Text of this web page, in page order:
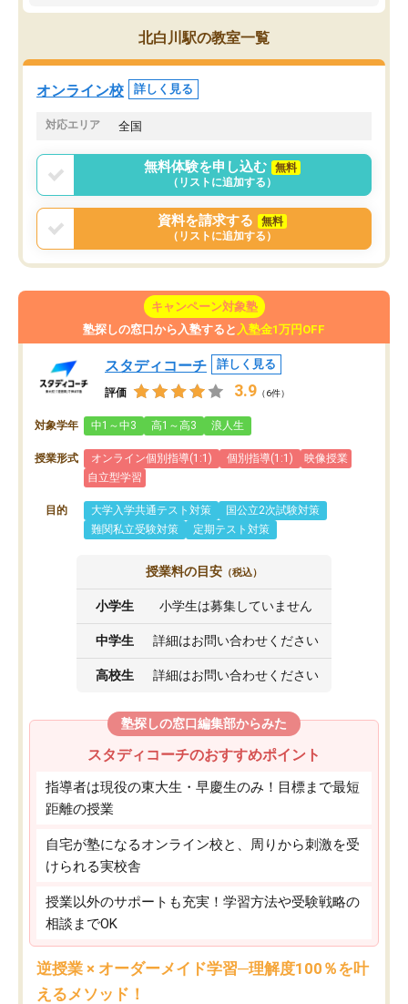
ので、自信をもって受験勉強を進める
ことができました。自分のように勉強
のやり方や進捗管理で苦労している方
には特におすすめしたい塾です。
北白川駅の教室一覧
オンライン校 詳しく見る
対応エリア 全国
無料体験を申し込む
無料
（リストに追加する）
資料を請求する
無料
（リストに追加する）
キャンペーン対象塾
塾探しの窓口から入塾すると 入塾金1万円OFF
スタディコーチ 詳しく見る
評価 3.9 （6件）
対象学年 中1～中3 高1～高3 浪人生
授業形式 オンライン個別指導(1:1) 個別指導(1:1)
映像授業
自立型学習
目的 大学入学共通テスト対策
国公立2次試験対策
難関私立受験対策
定期テスト対策
授業料の目安 （税込）
小学生 小学生は募集していません
中学生 詳細はお問い合わせください
高校生 詳細はお問い合わせください
塾探しの窓口編集部からみた
スタディコーチのおすすめポイント
指導者は現役の東大生・早慶生のみ！目標まで最短
距離の授業
自宅が塾になるオンライン校と、周りから刺激を受
けられる実校舎
授業以外のサポートも充実！学習方法や受験戦略の
相談までOK
逆授業 × オーダーメイド学習─理解度100％を叶
えるメソッド！